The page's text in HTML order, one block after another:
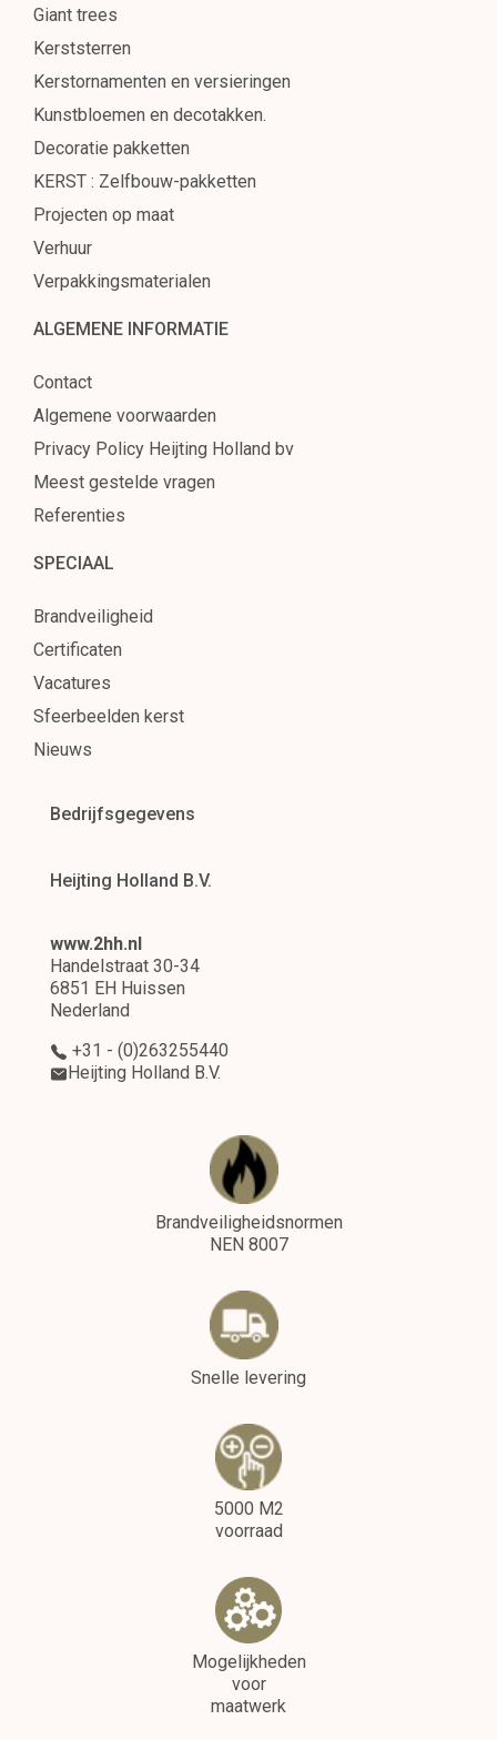
Giant trees
Kerststerren
Kerstornamenten en versieringen
Kunstbloemen en decotakken.
Decoratie pakketten
KERST : Zelfbouw-pakketten
Projecten op maat
Verhuur
Verpakkingsmaterialen
ALGEMENE INFORMATIE
Contact
Algemene voorwaarden
Privacy Policy Heijting Holland bv
Meest gestelde vragen
Referenties
SPECIAAL
Brandveiligheid
Certificaten
Vacatures
Sfeerbeelden kerst
Nieuws
Bedrijfsgegevens
Heijting Holland B.V.
www.2hh.nl
Handelstraat 30-34
6851 EH Huissen
Nederland
+31 - (0)263255440
Heijting Holland B.V.
Brandveiligheidsnormen
NEN 8007
Snelle levering
5000 M2
voorraad
Mogelijkheden
voor
maatwerk